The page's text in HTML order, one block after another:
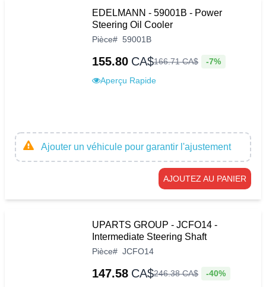
EDELMANN - 59001B - Power
Steering Oil Cooler
Pièce# 59001B
155.80 CA$166.71CA$ -7%
Aperçu Rapide
Ajouter un véhicule pour garantir l'ajustement
AJOUTEZ AU PANIER
UPARTS GROUP - JCFO14 -
Intermediate Steering Shaft
Pièce# JCFO14
147.58 CA$246.38CA$ -40%